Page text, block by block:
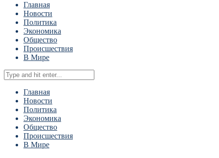
Главная
Новости
Политика
Экономика
Общество
Происшествия
В Мире
Главная
Новости
Политика
Экономика
Общество
Происшествия
В Мире